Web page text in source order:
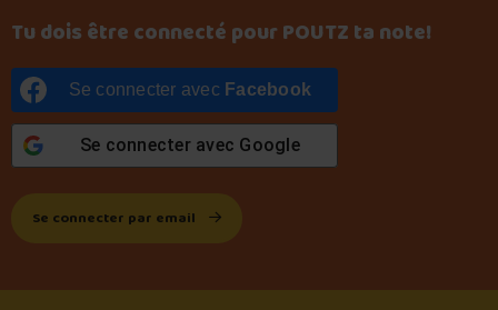
Tu dois être connecté pour POUTZ ta note!
Se connecter avec Facebook
Se connecter avec Google
Se connecter par email